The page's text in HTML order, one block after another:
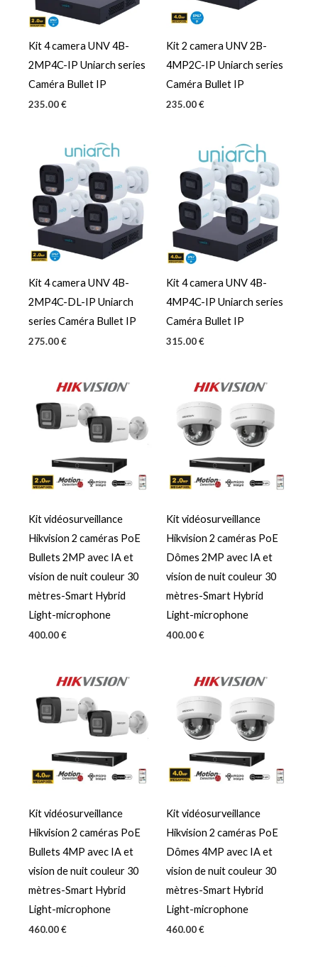
Kit 4 camera UNV 4B-
2MP4C-IP Uniarch series
Caméra Bullet IP
235.00€
Kit 2 camera UNV 2B-
4MP2C-IP Uniarch series
Caméra Bullet IP
235.00€
Kit 4 camera UNV 4B-
2MP4C-DL-IP Uniarch
series Caméra Bullet IP
275.00€
Kit 4 camera UNV 4B-
4MP4C-IP Uniarch series
Caméra Bullet IP
315.00€
Kit vidéosurveillance
Hikvision 2 caméras PoE
Bullets 2MP avec IA et
vision de nuit couleur 30
mètres-Smart Hybrid
Light-microphone
400.00€
Kit vidéosurveillance
Hikvision 2 caméras PoE
Dômes 2MP avec IA et
vision de nuit couleur 30
mètres-Smart Hybrid
Light-microphone
400.00€
Kit vidéosurveillance
Hikvision 2 caméras PoE
Bullets 4MP avec IA et
vision de nuit couleur 30
mètres-Smart Hybrid
Light-microphone
460.00€
Kit vidéosurveillance
Hikvision 2 caméras PoE
Dômes 4MP avec IA et
vision de nuit couleur 30
mètres-Smart Hybrid
Light-microphone
460.00€